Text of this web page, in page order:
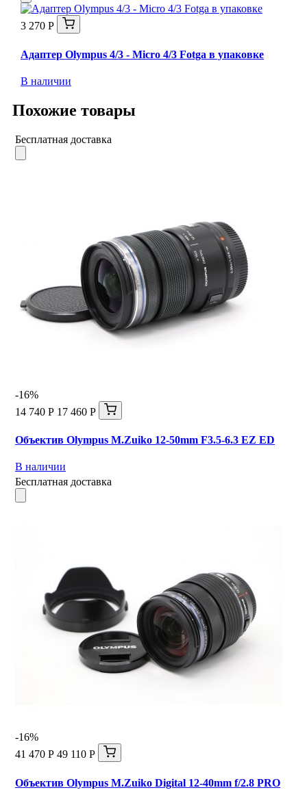
3 270 Р
Адаптер Olympus 4/3 - Micro 4/3 Fotga в упаковке
В наличии
Похожие товары
Бесплатная доставка
-16%
14 740 Р 17 460 Р
Объектив Olympus M.Zuiko 12-50mm F3.5-6.3 EZ ED
В наличии
Бесплатная доставка
-16%
41 470 Р 49 110 Р
Объектив Olympus M.Zuiko Digital 12-40mm f/2.8 PRO